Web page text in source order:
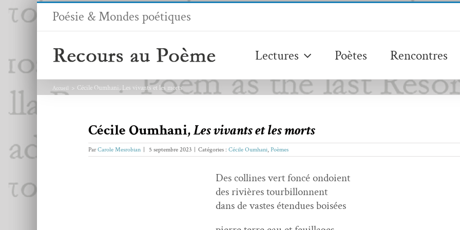
Passer
Poésie & Mondes poétiques
Lectures Poètes Rencontres
Accueil Cécile Oumhani, Les vivants et les morts
Cécile Oumhani,Les vivants et les morts
ParCarole Mesrobian 5 septembre 2023 Catégories : Cécile Oumhani, Poèmes
Des collines vert fon­cé ondoient
des riv­ières tourbillonnent
dans de vastes éten­dues boisées